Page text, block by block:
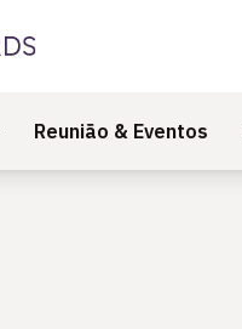
Reunião & Eventos